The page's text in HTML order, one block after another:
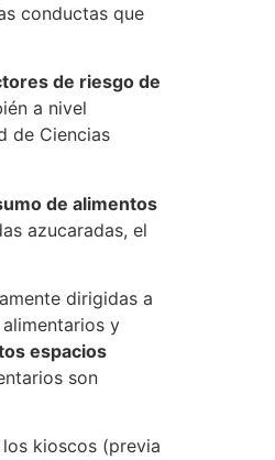
conductas que
de riesgo de
a nivel
de Ciencias
de alimentos
azucaradas, el
dirigidas a
y
espacios
son
kioscos (previa